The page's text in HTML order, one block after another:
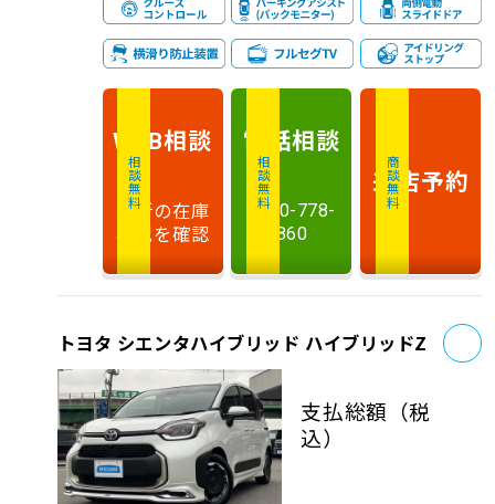
相談無料
WEB相談
最新の在庫
状況を確認
相談無料
電話相談
0120-778-
860
商談無料
来店予約
トヨタ シエンタハイブリッド ハイブリッドZ
支払総額 （税
込）